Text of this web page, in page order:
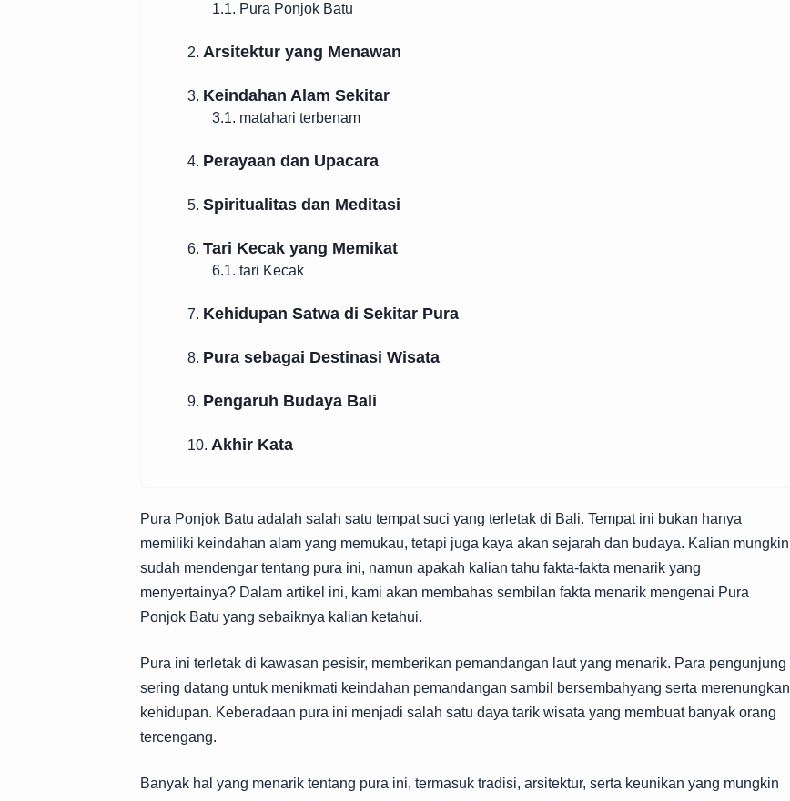
1.1. Pura Ponjok Batu
2. Arsitektur yang Menawan
3. Keindahan Alam Sekitar
3.1. matahari terbenam
4. Perayaan dan Upacara
5. Spiritualitas dan Meditasi
6. Tari Kecak yang Memikat
6.1. tari Kecak
7. Kehidupan Satwa di Sekitar Pura
8. Pura sebagai Destinasi Wisata
9. Pengaruh Budaya Bali
10. Akhir Kata
Pura Ponjok Batu adalah salah satu tempat suci yang terletak di Bali. Tempat ini bukan hanya
memiliki keindahan alam yang memukau, tetapi juga kaya akan sejarah dan budaya. Kalian mungkin
sudah mendengar tentang pura ini, namun apakah kalian tahu fakta-fakta menarik yang
menyertainya? Dalam artikel ini, kami akan membahas sembilan fakta menarik mengenai Pura
Ponjok Batu yang sebaiknya kalian ketahui.
Pura ini terletak di kawasan pesisir, memberikan pemandangan laut yang menarik. Para pengunjung
sering datang untuk menikmati keindahan pemandangan sambil bersembahyang serta merenungkan
kehidupan. Keberadaan pura ini menjadi salah satu daya tarik wisata yang membuat banyak orang
tercengang.
Banyak hal yang menarik tentang pura ini, termasuk tradisi, arsitektur, serta keunikan yang mungkin